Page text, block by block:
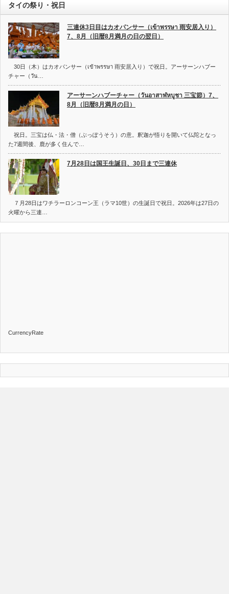
タイの祭り・祝日
三連休3日目はカオパンサー（เข้าพรรษา 雨安居入り）
7、8月（旧暦8月満月の日の翌日）
30日（木）はカオパンサー（เข้าพรรษา 雨安居入り）で祝日。アーサーンハブー
チャー（วัน…
アーサーンハブーチャー（วันอาสาฬหบูชา 三宝節）7、
8月（旧暦8月満月の日）
祝日。三宝は仏・法・僧（ぶっぽうそう）の意。釈迦が悟りを開いて仏陀となっ
た7週間後、鹿が多く住んで…
7月28日は国王生誕日、30日まで三連休
７月28日はワチラーロンコーン王（ラマ10世）の生誕日で祝日。2026年は27日の
火曜から三連…
CurrencyRate